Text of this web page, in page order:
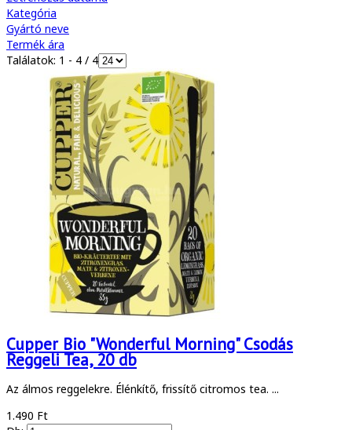
Kategória
Gyártó neve
Termék ára
Találatok: 1 - 4 / 4
Cupper Bio "Wonderful Morning" Csodás
Reggeli Tea, 20 db
Az álmos reggelekre. Élénkítő, frissítő citromos tea. ...
1.490 Ft